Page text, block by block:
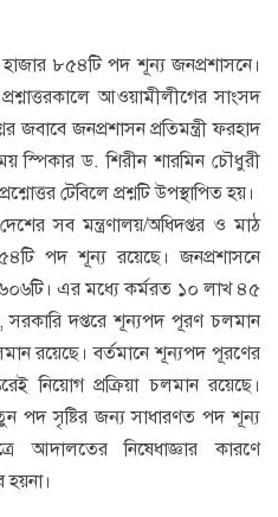
৮৫৪টি পদ শূন্য জনপ্রশাসনে।
আওয়ামীলীগের সাংসদ
জবাবে জনপ্রশাসন প্রতিমন্ত্রী ফরহাদ
স্পিকার ড. শিরীন শারমিন চৌধুরী
টেবিলে প্রশ্নটি উপস্থাপিত হয়।
সব মন্ত্রণালয়/অধিদপ্তর ও মাঠ
পদ শূন্য রয়েছে। জনপ্রশাসনে
এর মধ্যে কর্মরত ১০ লাখ ৪৫
সরকারি দপ্তরে শূন্যপদ পূরণ চলমান
রয়েছে। বর্তমানে শূন্যপদ পূরণের
নিয়োগ প্রক্রিয়া চলমান রয়েছে।
পদ সৃষ্টির জন্য সাধারণত পদ শূন্য
আদালতের নিষেধাজ্ঞার কারণে